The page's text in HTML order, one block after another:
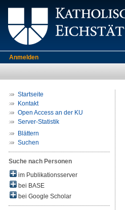
Anmelden
Startseite
Kontakt
Open Access an der KU
Server-Statistik
Blättern
Suchen
Suche nach Personen
im Publikationsserver
bei BASE
bei Google Scholar